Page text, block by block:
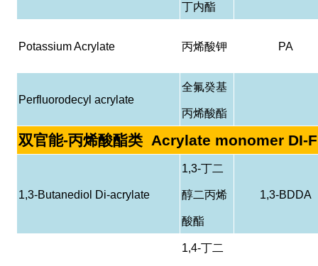
丁内酯
Potassium Acrylate 丙烯酸钾 PA
Perfluorodecyl acrylate
全氟癸基
丙烯酸酯
双官能-丙烯酸酯类Acrylate monomer DI-
1,3-Butanediol Di-acrylate
1,3-丁二
醇二丙烯
酸酯
1,3-BDDA
1,4-丁二